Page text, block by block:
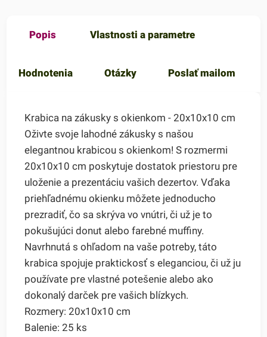
Popis Vlastnosti a parametre
Hodnotenia Otázky Poslať mailom
Krabica na zákusky s okienkom - 20x10x10 cm
Oživte svoje lahodné zákusky s našou
elegantnou krabicou s okienkom! S rozmermi
20x10x10 cm poskytuje dostatok priestoru pre
uloženie a prezentáciu vašich dezertov. Vďaka
priehľadnému okienku môžete jednoducho
prezradiť, čo sa skrýva vo vnútri, či už je to
pokušujúci donut alebo farebné muffiny.
Navrhnutá s ohľadom na vaše potreby, táto
krabica spojuje praktickosť s eleganciou, či už ju
používate pre vlastné potešenie alebo ako
dokonalý darček pre vašich blízkych.
Rozmery: 20x10x10 cm
Balenie: 25 ks